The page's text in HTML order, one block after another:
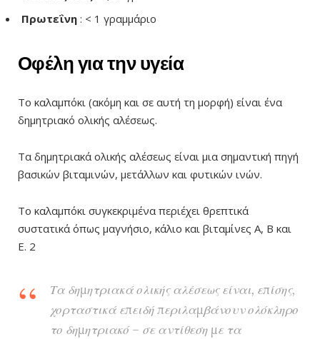
Πρωτεΐνη : < 1 γραμμάριο
Οφέλη για την υγεία
Το καλαμπόκι (ακόμη και σε αυτή τη μορφή) είναι ένα
δημητριακό ολικής αλέσεως.
Τα δημητριακά ολικής αλέσεως είναι μια σημαντική πηγή
βασικών βιταμινών, μετάλλων και φυτικών ινών.
Το καλαμπόκι συγκεκριμένα περιέχει θρεπτικά
συστατικά όπως μαγνήσιο, κάλιο και βιταμίνες Α, Β και
Ε. 2
Τα δημητριακά ολικής αλέσεως είναι, επίσης,
χορταστικά επειδή περιλαμβάνουν ολόκληρο
το δημητριακό – σε αντίθεση με τα